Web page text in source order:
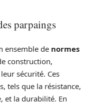
parpaings
ensemble de normes
construction,
sécurité. Ces
tels que la résistance,
et la durabilité. En